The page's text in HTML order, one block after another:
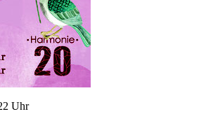
Uhr